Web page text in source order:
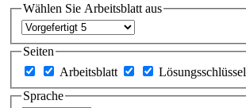
Wählen Sie Arbeitsblatt aus
Seiten
Arbeitsblatt
Lösungsschlüssel
Sprache